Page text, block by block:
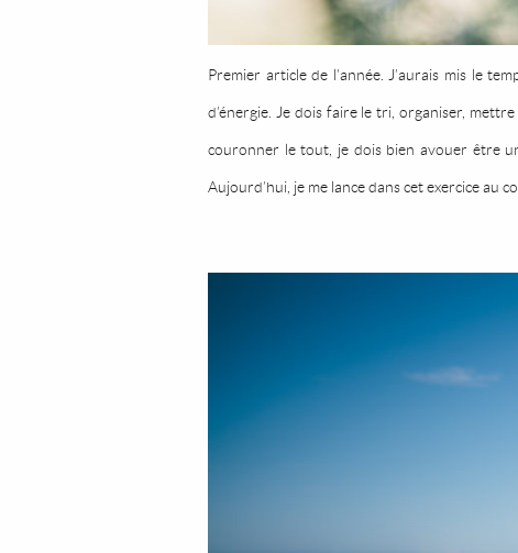
Premier article de l’année. J’aurais mis le
d’énergie. Je dois faire le tri, organiser,
couronner le tout, je dois bien avouer être
Aujourd’hui, je me lance dans cet exercice au